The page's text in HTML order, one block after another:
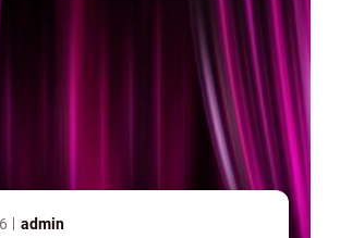
admin